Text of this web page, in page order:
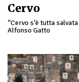
Cervo
“Cervo s’è tutta
Alfonso Gatto